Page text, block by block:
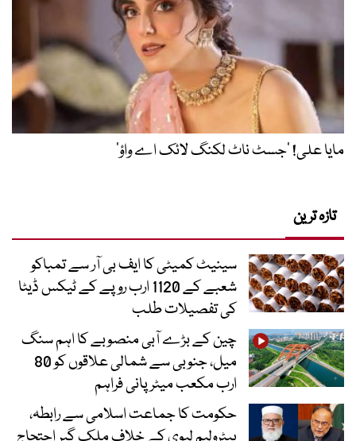
مایا علی! ’جسٹ ناٹ لکنگ لائک اے واؤ‘
تازہ ترین
سینیٹ کمیٹی کا ایف بی آر سے تمباکو
شعبے کے 1120 ارب روپے کے ٹیکس ڈیٹا
کی تفصیلات طلب
چین کے بڑے آبی منصوبے کا اہم سنگ
میل، جنوبی سے شمالی علاقوں کو 80
ارب مکعب میٹر پانی فراہم
حکومت کا جماعت اسلامی سے رابطہ،